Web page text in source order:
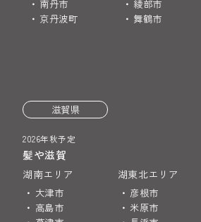
南丹市
京丹波町
綾部市
舞鶴市
滋賀県
2026年秋予定
髪や滋賀
湖南エリア
大津市
高島市
湖東北エリア
彦根市
米原市